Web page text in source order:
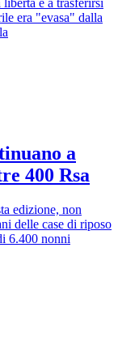
libertà e a trasferirsi
era "evasa" dalla
a
400 Rsa
edizione, non
delle case di riposo
6.400 nonni